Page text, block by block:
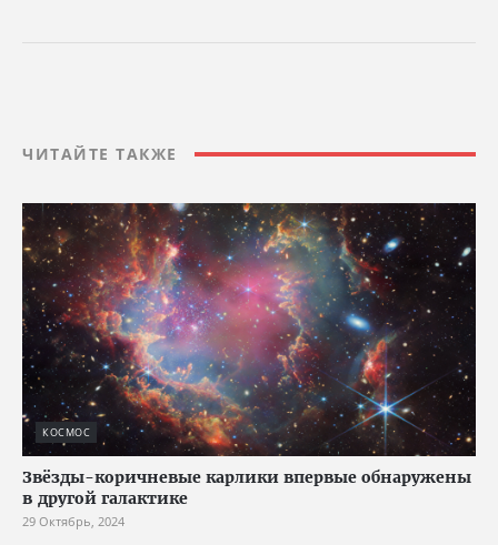
ЧИТАЙТЕ ТАКЖЕ
КОСМОС
Звёзды-коричневые карлики впервые обнаружены
в другой галактике
29 Октябрь, 2024